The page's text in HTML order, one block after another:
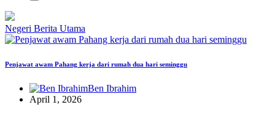
Negeri Berita Utama
Penjawat awam Pahang kerja dari rumah dua hari seminggu
Ben Ibrahim
April 1, 2026